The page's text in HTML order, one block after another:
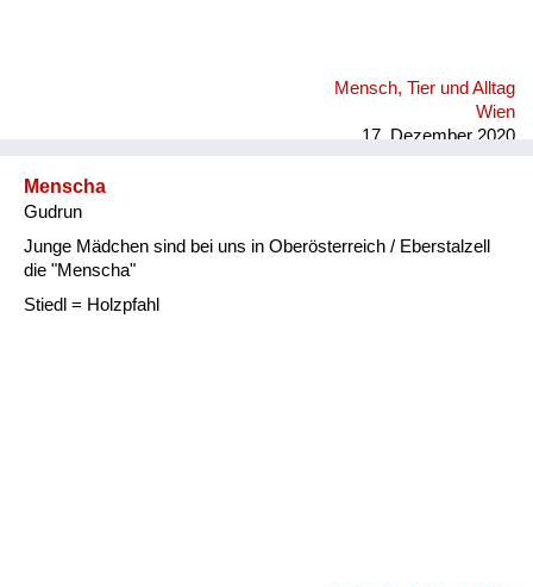
Mensch, Tier und Alltag
Wien
17. Dezember 2020
Menscha
Gudrun
Junge Mädchen sind bei uns in Oberösterreich / Eberstalzell
die "Menscha"
Stiedl = Holzpfahl